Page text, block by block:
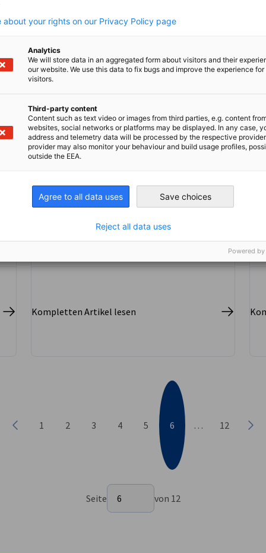
Neues Mitglied: Bold K.K.
MITGLIEDER NEWS
Kompletten Artikel lesen
Vorherige
1 2 3 4 5 6 … 12
Seite 6 von 12
Seite
Seite auswählen
6 von 12
about your rights on our Privacy Policy page
Analytics
We will store data in an aggregated form about visitors and their
our website. We use this data to fix bugs and improve the experience for
visitors.
Third-party content
Content such as text video or images from third parties, e.g. content
websites, social networks or platforms may be displayed. In any case,
address and telemetry data will be processed by the respective
provider may also monitor your behaviour and build usage profiles,
outside the EEA.
Agree to all data uses Save choices
Reject all data uses
Powered by